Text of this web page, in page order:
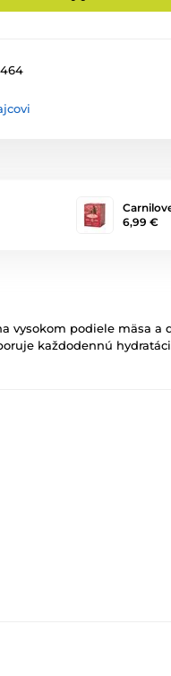
6,99 €
vysokom podiele mäsa
každodennú